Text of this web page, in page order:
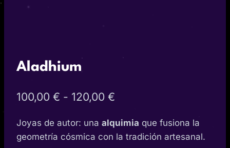
Aladhium
100,00 € - 120,00 €
precios:
Joyas de autor: una alquimia que fusiona la
geometría cósmica con la tradición artesanal.